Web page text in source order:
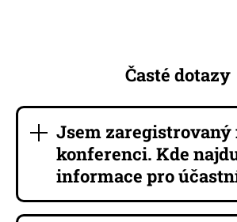
Časté dotazy
Jsem zaregistrovaný
konferenci. Kde
informace pro